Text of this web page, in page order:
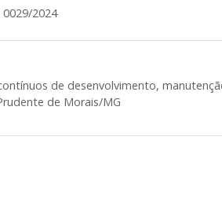
0029/2024
de desenvolvimento,
de Morais/MG